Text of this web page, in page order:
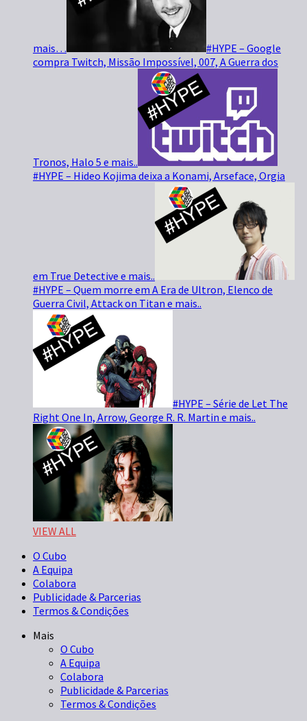
mais…
#HYPE – Google
compra Twitch, Missão Impossível, 007, A Guerra dos
Tronos, Halo 5 e mais..
#HYPE – Hideo Kojima deixa a Konami, Arseface, Orgia
em True Detective e mais..
#HYPE – Quem morre em A Era de Ultron, Elenco de
Guerra Civil, Attack on Titan e mais..
#HYPE – Série de Let The
Right One In, Arrow, George R. R. Martin e mais..
VIEW ALL
O Cubo
A Equipa
Colabora
Publicidade & Parcerias
Termos & Condições
Mais
O Cubo
A Equipa
Colabora
Publicidade & Parcerias
Termos & Condições